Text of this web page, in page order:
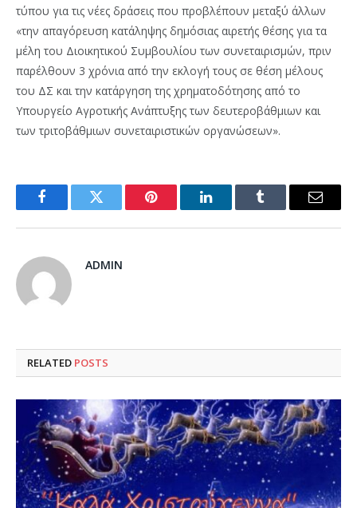
τύπου για τις νέες δράσεις που προβλέπουν μεταξύ άλλων
«την απαγόρευση κατάληψης δημόσιας αιρετής θέσης για τα
μέλη του Διοικητικού Συμβουλίου των συνεταιρισμών, πριν
παρέλθουν 3 χρόνια από την εκλογή τους σε θέση μέλους
του ΔΣ και την κατάργηση της χρηματοδότησης από το
Υπουργείο Αγροτικής Ανάπτυξης των δευτεροβάθμιων και
των τριτοβάθμιων συνεταιριστικών οργανώσεων».
FacebookTwitter Pinterest LinkedInTumblr Email
ADMIN
RELATED POSTS